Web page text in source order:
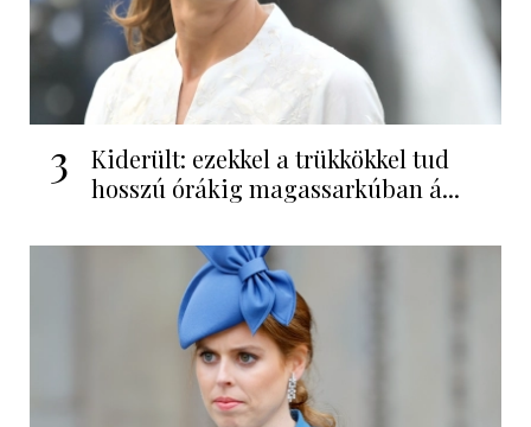
3
Kiderült: ezekkel a trükkökkel tud
hosszú órákig magassarkúban á...